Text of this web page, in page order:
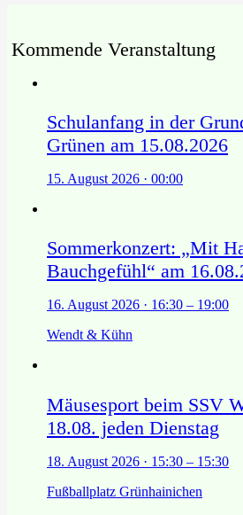
Kommende Veranstaltung
Schulanfang in der
Grünen am 15.08.2026
15. August 2026 · 00:00
Sommerkonzert: „Mit
Bauchgefühl“ am
16. August 2026 · 16:30 – 19:00
Wendt & Kühn
Mäusesport beim SSV
18.08. jeden Dienstag
18. August 2026 · 15:30 – 15:30
Fußballplatz Grünhainichen